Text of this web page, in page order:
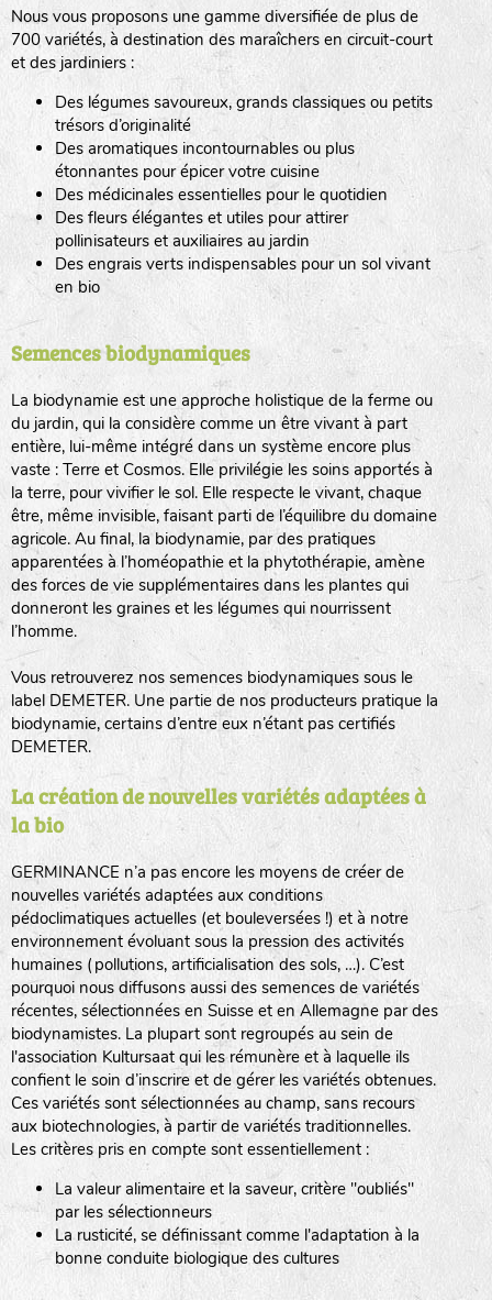
Nous vous proposons une gamme diversifiée de plus de
700 variétés, à destination des maraîchers en circuit-court
et des jardiniers :
Des légumes savoureux, grands classiques ou petits
trésors d’originalité
Des aromatiques incontournables ou plus
étonnantes pour épicer votre cuisine
Des médicinales essentielles pour le quotidien
Des fleurs élégantes et utiles pour attirer
pollinisateurs et auxiliaires au jardin
Des engrais verts indispensables pour un sol vivant
en bio
Semences biodynamiques
La biodynamie est une approche holistique de la ferme ou
du jardin, qui la considère comme un être vivant à part
entière, lui-même intégré dans un système encore plus
vaste : Terre et Cosmos. Elle privilégie les soins apportés à
la terre, pour vivifier le sol. Elle respecte le vivant, chaque
être, même invisible, faisant parti de l’équilibre du domaine
agricole. Au final, la biodynamie, par des pratiques
apparentées à l’homéopathie et la phytothérapie, amène
des forces de vie supplémentaires dans les plantes qui
donneront les graines et les légumes qui nourrissent
l’homme.
Vous retrouverez nos semences biodynamiques sous le
label DEMETER. Une partie de nos producteurs pratique la
biodynamie, certains d’entre eux n’étant pas certifiés
DEMETER.
La création de nouvelles variétés adaptées à
la bio
GERMINANCE n’a pas encore les moyens de créer de
nouvelles variétés adaptées aux conditions
pédoclimatiques actuelles (et bouleversées !) et à notre
environnement évoluant sous la pression des activités
humaines (pollutions, artificialisation des sols, …). C’est
pourquoi nous diffusons aussi des semences de variétés
récentes, sélectionnées en Suisse et en Allemagne par des
biodynamistes. La plupart sont regroupés au sein de
l'association Kultursaat qui les rémunère et à laquelle ils
confient le soin d’inscrire et de gérer les variétés obtenues.
Ces variétés sont sélectionnées au champ, sans recours
aux biotechnologies, à partir de variétés traditionnelles.
Les critères pris en compte sont essentiellement :
La valeur alimentaire et la saveur, critère "oubliés"
par les sélectionneurs
La rusticité, se définissant comme l'adaptation à la
bonne conduite biologique des cultures
BINGENHEIMER SAATGUT (BGH)
www.bingenheimersaatgut.de
DE BOLSTER (DBO)
www.bolster.nl
GRAINE DEL PAÏS (GDP)
www.grainesdelpais.com
JARDIN EN’VIE (JEV)
LA BOITE A GRAINES (LBAG)
LA RÉFÉRENCE :F BEL20BPA1A (en haut à gauche)
F : Fleurs.
Les autres catégories étant :
: Engrais vert
L: Légumes
A: Aromatiques
BEL : Code de la variété
(Ici Belle de nuit)
20 : Année de récolte(ici 2020)
BPA : Initiales du producteur ou du fournisseur de la
semence.
1 : Numéro d’ordre du lot
A : Sans calibre.
G: Gros
M: Moyen calibre
P: Petit calibre
tas de compost
fleurs
animaux domestiques
animaux sauvages
biodiversité cultivée
Légumes feuilles
Légumes racines
Plantes aromatiques